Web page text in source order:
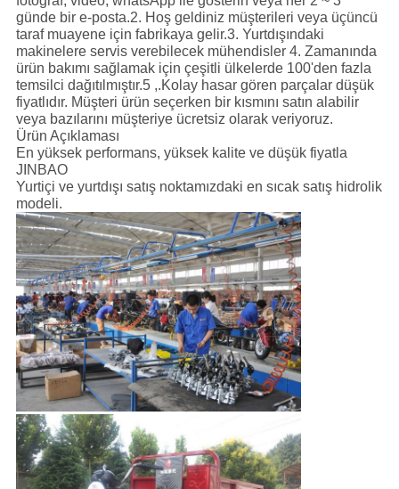
günde bir e-posta.2. Hoş geldiniz müşterileri veya üçüncü
taraf muayene için fabrikaya gelir.3. Yurtdışındaki
makinelere servis verebilecek mühendisler 4. Zamanında
ürün bakımı sağlamak için çeşitli ülkelerde 100'den fazla
temsilci dağıtılmıştır.5 ,.Kolay hasar gören parçalar düşük
fiyatlıdır. Müşteri ürün seçerken bir kısmını satın alabilir
veya bazılarını müşteriye ücretsiz olarak veriyoruz.
Ürün Açıklaması
En yüksek performans, yüksek kalite ve düşük fiyatla
JINBAO
Yurtiçi ve yurtdışı satış noktamızdaki en sıcak satış hidrolik
modeli.